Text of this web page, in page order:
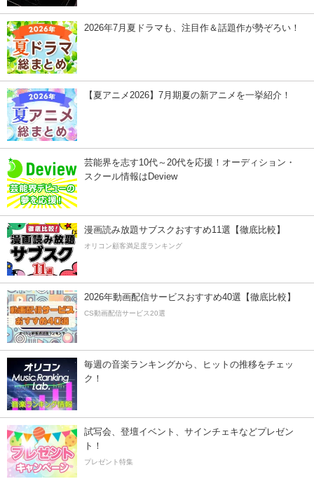
2026年7月夏ドラマも、注目作＆話題作が勢ぞろい！
【夏アニメ2026】7月期夏の新アニメを一挙紹介！
芸能界を志す10代～20代を応援！オーディション・
スクール情報はDeview
漫画読み放題サブスクおすすめ11選【徹底比較】
オリコン顧客満足度ランキング
2026年動画配信サービスおすすめ40選【徹底比較】
CS動画配信サービス20選
毎週の音楽ランキングから、ヒットの推移をチェッ
ク！
試写会、登壇イベント、サインチェキなどプレゼン
ト！
プレゼント特集